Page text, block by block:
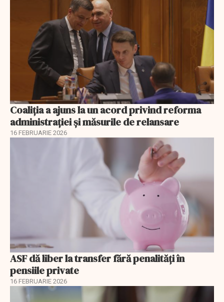
Coaliția a ajuns la un acord privind reforma
administrației și măsurile de relansare
16 FEBRUARIE 2026
ASF dă liber la transfer fără penalități în
pensiile private
16 FEBRUARIE 2026